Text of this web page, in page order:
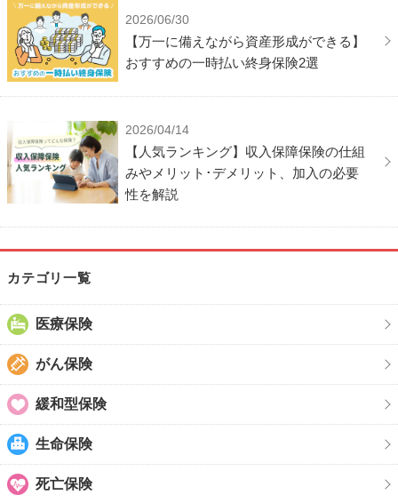
2026/06/30
【万一に備えながら資産形成ができる】
おすすめの一時払い終身保険2選
2026/04/14
【人気ランキング】収入保障保険の仕組
みやメリット･デメリット、加入の必要
性を解説
カテゴリ一覧
医療保険
がん保険
緩和型保険
生命保険
死亡保険